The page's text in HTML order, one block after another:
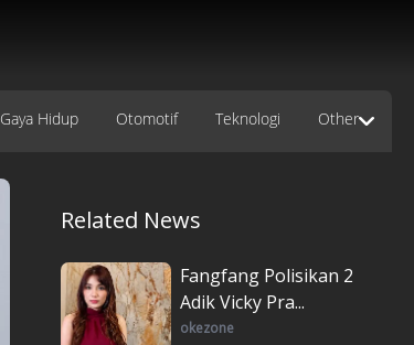
Gaya Hidup Otomotif Teknologi Other
Related News
Fangfang Polisikan 2
Adik Vicky Pra...
okezone